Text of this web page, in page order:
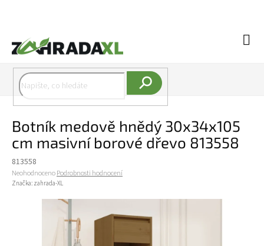
Botník medově hnědý 30x34x105
cm masivní borové dřevo 813558
813558
Průměrné hodnocení produktu je 0,0 z 5 hvězdiček.
NeohodnocenoPodrobnosti hodnocení
Značka: zahrada-XL